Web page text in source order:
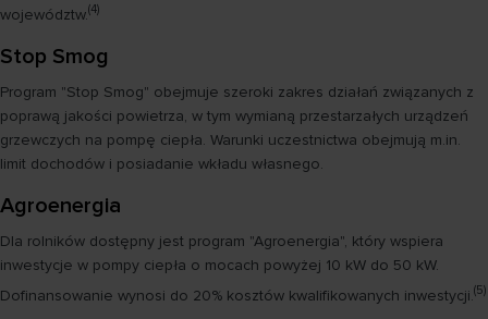
województw.(4)
Stop Smog
Program "Stop Smog" obejmuje szeroki zakres działań związanych z
poprawą jakości powietrza, w tym wymianą przestarzałych urządzeń
grzewczych na pompę ciepła. Warunki uczestnictwa obejmują m.in.
limit dochodów i posiadanie wkładu własnego.
Agroenergia
Dla rolników dostępny jest program "Agroenergia", który wspiera
inwestycje w pompy ciepła o mocach powyżej 10 kW do 50 kW.
Dofinansowanie wynosi do 20% kosztów kwalifikowanych inwestycji.(5)